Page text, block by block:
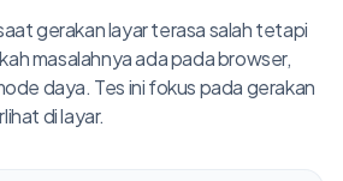
gerakan layar terasa salah tetapi
masalahnya ada pada browser,
daya. Tes ini fokus pada gerakan
di layar.